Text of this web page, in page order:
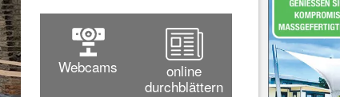
Webcams
online
durchblättern